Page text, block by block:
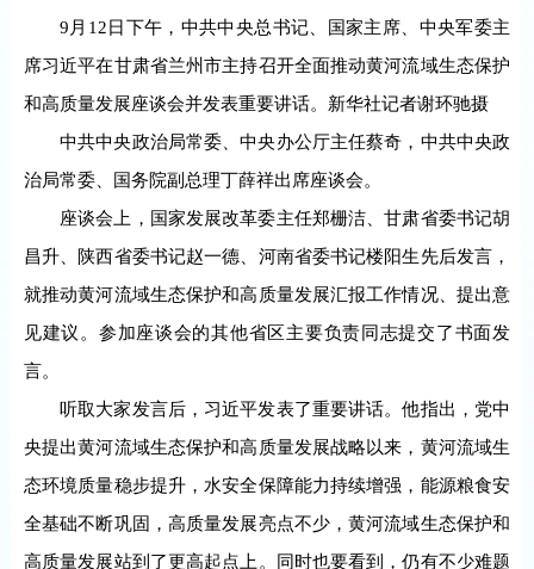
9月12日下午，中共中央总书记、国家主席、中央军委主
席习近平在甘肃省兰州市主持召开全面推动黄河流域生态保护
和高质量发展座谈会并发表重要讲话。新华社记者谢环驰摄
中共中央政治局常委、中央办公厅主任蔡奇，中共中央政
治局常委、国务院副总理丁薛祥出席座谈会。
座谈会上，国家发展改革委主任郑栅洁、甘肃省委书记胡
昌升、陕西省委书记赵一德、河南省委书记楼阳生先后发言，
就推动黄河流域生态保护和高质量发展汇报工作情况、提出意
见建议。参加座谈会的其他省区主要负责同志提交了书面发
言。
听取大家发言后，习近平发表了重要讲话。他指出，党中
央提出黄河流域生态保护和高质量发展战略以来，黄河流域生
态环境质量稳步提升，水安全保障能力持续增强，能源粮食安
全基础不断巩固，高质量发展亮点不少，黄河流域生态保护和
高质量发展站到了更高起点上。同时也要看到，仍有不少难题